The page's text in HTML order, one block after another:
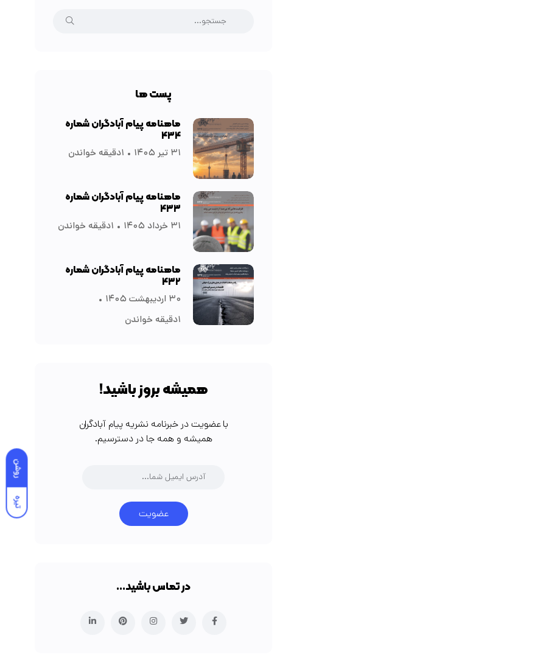
روشن
تیره
پست ها
ماهنامه پیام آبادگران شماره
۴۳۴
۳۱ تیر ۱۴۰۵ ۱دقیقه خواندن
ماهنامه پیام آبادگران شماره
۴۳۳
۳۱ خرداد ۱۴۰۵ ۱دقیقه خواندن
ماهنامه پیام آبادگران شماره
۴۳۲
۳۰ اردیبهشت ۱۴۰۵
۱دقیقه خواندن
همیشه بروز باشید!
با عضویت در خبرنامه نشریه پیام آبادگران
همیشه و همه جا در دسترسیم.
عضویت
در تماس باشید…